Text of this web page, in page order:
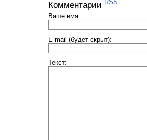
Комментарии RSS
Ваше имя:
E-mail (будет скрыт):
Текст: